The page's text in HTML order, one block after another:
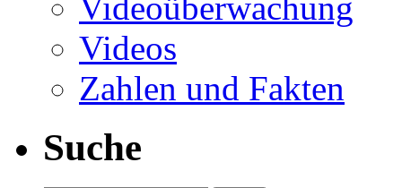
Videos
Zahlen und Fakten
Suche